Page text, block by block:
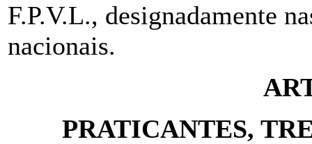
F.P.V.L., designadamente
nacionais.
PRATICANTES,